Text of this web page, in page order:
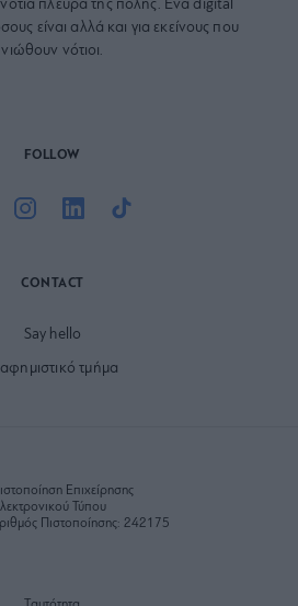
νότια πλευρά της πόλης. Ένα digital
είναι αλλά και για εκείνους που
νιώθουν νότιοι.
FOLLOW
CONTACT
Say hello
τμήμα
Επιχείρησης
Τύπου
Πιστοποίησης: 242175